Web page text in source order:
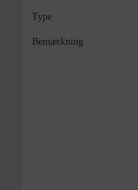
Type
Bemærkning